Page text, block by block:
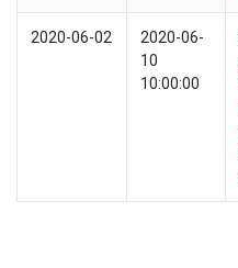
2020-06-02
2020-06-
10
10:00:00